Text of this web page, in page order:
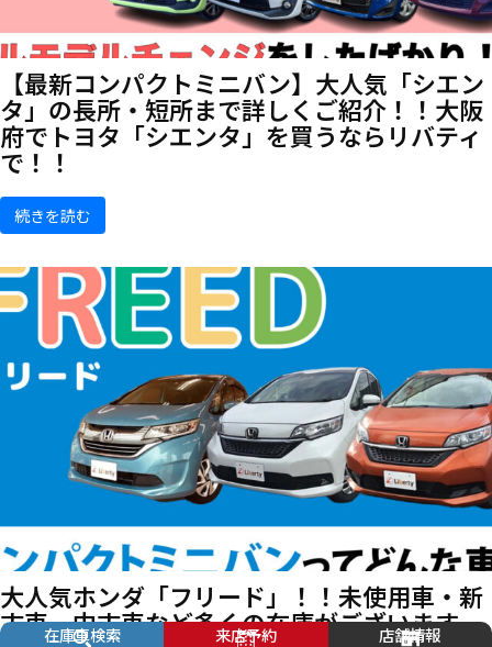
【最新コンパクトミニバン】大人気「シエン
タ」の長所・短所まで詳しくご紹介！！大阪
府でトヨタ「シエンタ」を買うならリバティ
で！！
続きを読む
大人気ホンダ「フリード」！！未使用車・新
古車、中古車など多くの在庫がございます。
在庫車検索 来店予約 店舗情報